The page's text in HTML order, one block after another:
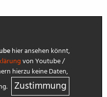
hier ansehen könnt,
von Youtube /
hierzu keine Daten,
Zustimmung